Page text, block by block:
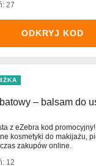
27
ODKRYJ KOD
– balsam do
z eZebra kod
kosmetyki do makijażu,
zakupów online.
12